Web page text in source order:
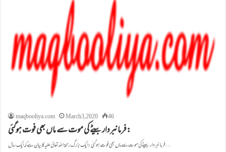
maqbooliya.com March 3, 2020 46
فرمانبردار بیٹے کی موت سے ماں بھی فوت ہوگئی:
فرمانبردار بیٹے کی موت سے ماں بھی فوت ہوگئی: ایک بزرگ رحمۃاللہ تعالیٰ علیہ کا بیان ہے کہ ایک سال…